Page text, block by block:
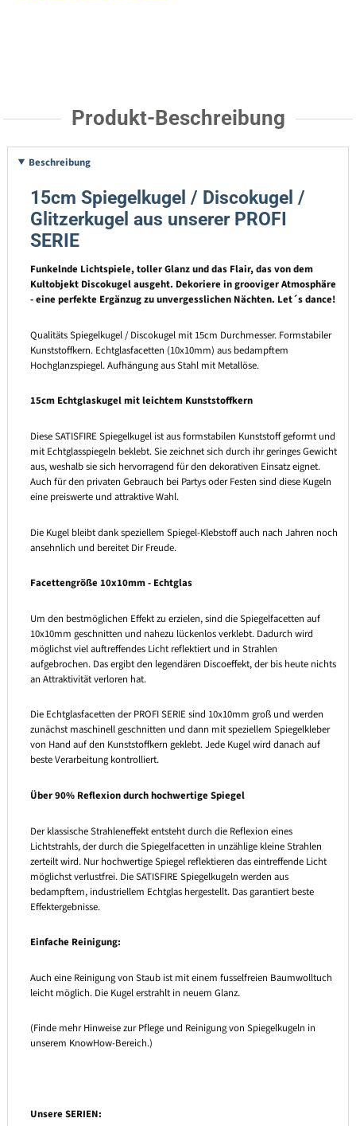
Produkt-Beschreibung
Beschreibung
15cm Spiegelkugel / Discokugel /
Glitzerkugel aus unserer PROFI
SERIE
Funkelnde Lichtspiele, toller Glanz und das Flair, das von dem
Kultobjekt Discokugel ausgeht. Dekoriere in grooviger Atmosphäre
- eine perfekte Ergänzug zu unvergesslichen Nächten. Let´s dance!
Qualitäts Spiegelkugel / Discokugel mit 15cm Durchmesser. Formstabiler
Kunststoffkern. Echtglasfacetten (10x10mm) aus bedampftem
Hochglanzspiegel. Aufhängung aus Stahl mit Metallöse.
15cm Echtglaskugel mit leichtem Kunststoffkern
Diese SATISFIRE Spiegelkugel ist aus formstabilen Kunststoff geformt und
mit Echtglasspiegeln beklebt. Sie zeichnet sich durch ihr geringes Gewicht
aus, weshalb sie sich hervorragend für den dekorativen Einsatz eignet.
Auch für den privaten Gebrauch bei Partys oder Festen sind diese Kugeln
eine preiswerte und attraktive Wahl.
Die Kugel bleibt dank speziellem Spiegel-Klebstoff auch nach Jahren noch
ansehnlich und bereitet Dir Freude.
Facettengröße 10x10mm - Echtglas
Um den bestmöglichen Effekt zu erzielen, sind die Spiegelfacetten auf
10x10mm geschnitten und nahezu lückenlos verklebt. Dadurch wird
möglichst viel auftreffendes Licht reflektiert und in Strahlen
aufgebrochen. Das ergibt den legendären Discoeffekt, der bis heute nichts
an Attraktivität verloren hat.
Die Echtglasfacetten der PROFI SERIE sind 10x10mm groß und werden
zunächst maschinell geschnitten und dann mit speziellem Spiegelkleber
von Hand auf den Kunststoffkern geklebt. Jede Kugel wird danach auf
beste Verarbeitung kontrolliert.
Über 90% Reflexion durch hochwertige Spiegel
Der klassische Strahleneffekt entsteht durch die Reflexion eines
Lichtstrahls, der durch die Spiegelfacetten in unzählige kleine Strahlen
zerteilt wird. Nur hochwertige Spiegel reflektieren das eintreffende Licht
möglichst verlustfrei. Die SATISFIRE Spiegelkugeln werden aus
bedampftem, industriellem Echtglas hergestellt. Das garantiert beste
Effektergebnisse.
Einfache Reinigung:
Auch eine Reinigung von Staub ist mit einem fusselfreien Baumwolltuch
leicht möglich. Die Kugel erstrahlt in neuem Glanz.
(Finde mehr Hinweise zur Pflege und Reinigung von Spiegelkugeln in
unserem KnowHow-Bereich.)
Unsere SERIEN: